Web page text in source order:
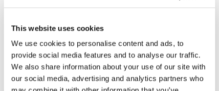
This website uses cookies
We use cookies to personalise content and ads, to
provide social media features and to analyse our traffic.
We also share information about your use of our site with
our social media, advertising and analytics partners who
Ontdek andere vergelijkbare
eigendommen